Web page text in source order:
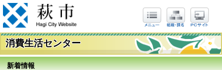
消費生活センター
新着情報